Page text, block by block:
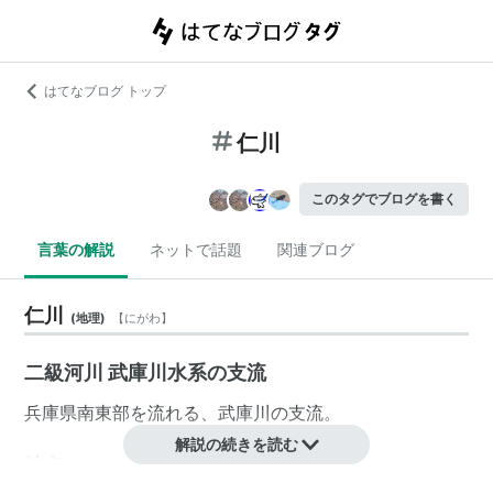
はてなブログ トップ
仁川
このタグでブログを書く
言葉の解説 ネットで話題 関連ブログ
仁川 (地理) 【にがわ】
二級河川 武庫川水系の支流
兵庫県南東部を流れる、武庫川の支流。
解説の続きを読む